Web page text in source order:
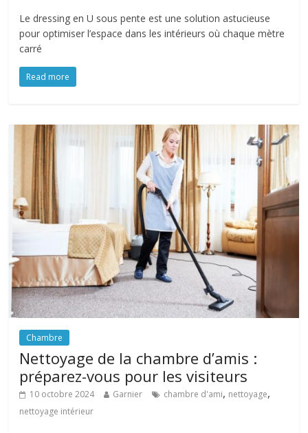
Le dressing en U sous pente est une solution astucieuse
pour optimiser l’espace dans les intérieurs où chaque mètre
carré
Read more
Chambre
Nettoyage de la chambre d’amis :
préparez-vous pour les visiteurs
10 octobre 2024 Garnier chambre d'ami, nettoyage,
nettoyage intérieur